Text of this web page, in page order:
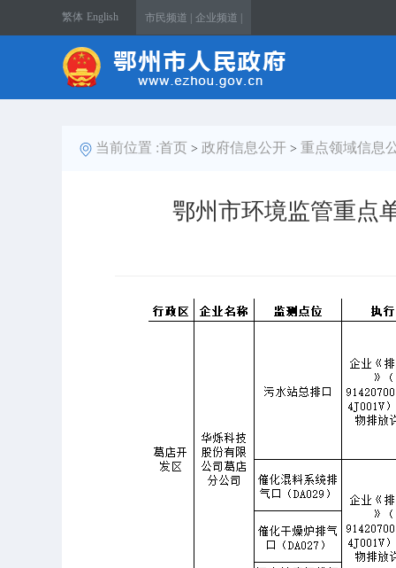
繁体 English 市民频道 | 企业频道 |
当前位置 :首页 > 政府信息公开 > 重点领域信息
鄂州市环境监管重点